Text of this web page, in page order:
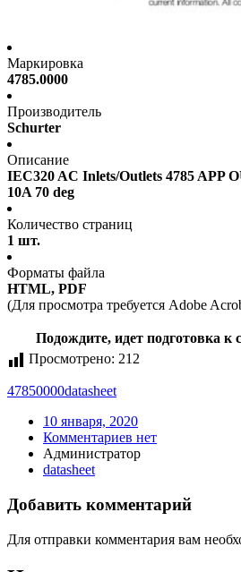
Маркировка
4785.0000
Производитель
Schurter
Описание
IEC320 AC Inlets/Outlets 4785 APP
10A 70 deg
Количество страниц
1 шт.
Форматы файла
HTML, PDF
(Для просмотра требуется Adobe
Подождите, идет подготовка к
Просмотрено: 212
47850000datasheet
10 января, 2020
Комментариев нет
Администратор
datasheet
Добавить комментарий
Для отправки комментария вам